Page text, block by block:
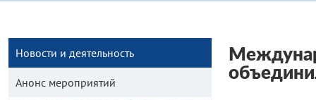
Новости и деятельность
Анонс мероприятий